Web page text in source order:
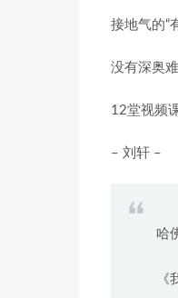
接地气的“
没有深奥
12堂视频
– 刘轩 –
哈